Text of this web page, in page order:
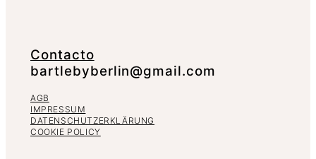
Contacto
bartlebyberlin@gmail.com
AGB
IMPRESSUM
DATENSCHUTZERKLÄRUNG
COOKIE POLICY